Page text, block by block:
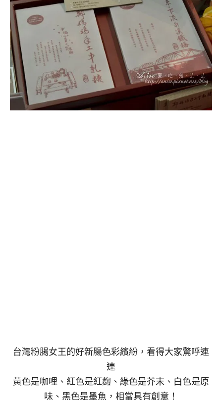
台灣粉腸女王的好新腸色彩繽紛，看得大家驚呼連
連
黃色是咖哩、紅色是紅麴、綠色是芥末、白色是原
味、黑色是墨魚，相當具有創意！